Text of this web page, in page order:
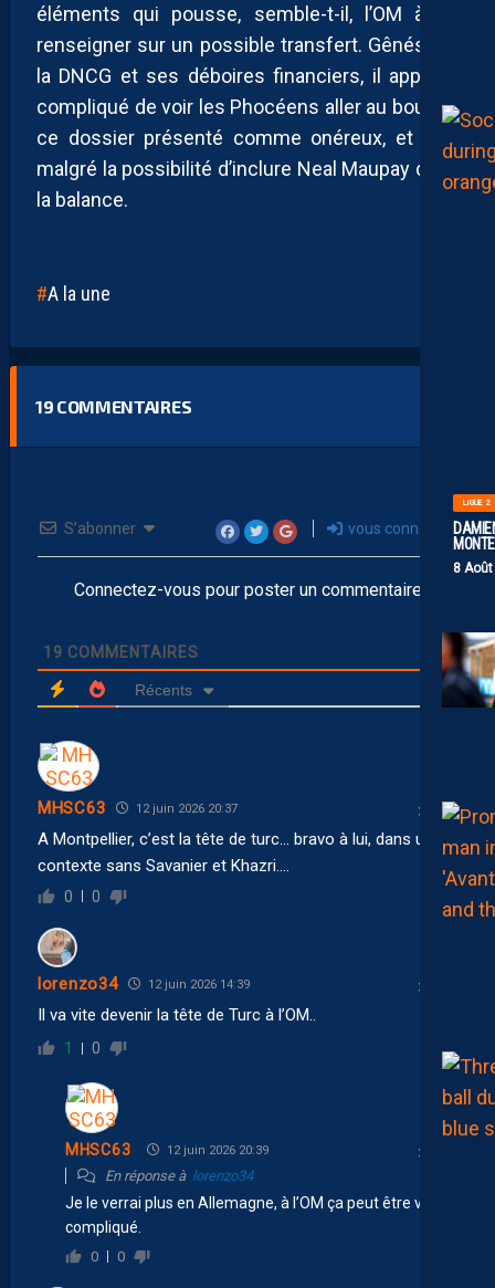
LIGUE 2
8
éléments qui pousse, semble-t-il, l’OM à se
renseigner sur un possible transfert. Gênés par
la DNCG et ses déboires financiers, il apparaît
compliqué de voir les Phocéens aller au bout de
ce dossier présenté comme onéreux, et cela
malgré la possibilité d’inclure Neal Maupay dans
la balance.
A la une
19 COMMENTAIRES
S’abonner vous connecter
Connectez-vous pour poster un commentaire
19 COMMENTAIRES
Récents
MHSC63 12 juin 2026 20:37
A Montpellier, c’est la tête de turc… bravo à lui, dans un
contexte sans Savanier et Khazri….
0 0
lorenzo34 12 juin 2026 14:39
Il va vite devenir la tête de Turc à l’OM..
1 0
MHSC63 12 juin 2026 20:39
En réponse à lorenzo34
Je le verrai plus en Allemagne, à l’OM ça peut être vite
compliqué.
0 0